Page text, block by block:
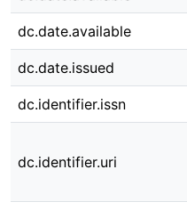
dc.date.available
dc.date.issued
dc.identifier.issn
dc.identifier.uri